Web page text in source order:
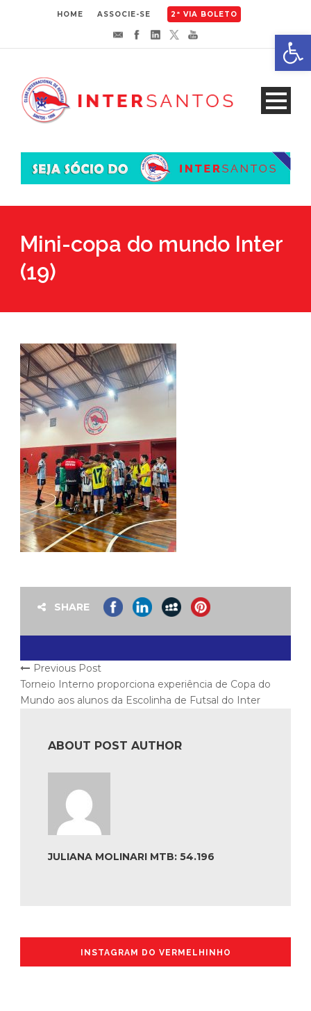
HOME ASSOCIE-SE 2ª VIA BOLETO
Mini-copa do mundo Inter
(19)
SHARE
Previous Post
Torneio Interno proporciona experiência de Copa do
Mundo aos alunos da Escolinha de Futsal do Inter
ABOUT POST AUTHOR
JULIANA MOLINARI MTB: 54.196
INSTAGRAM DO VERMELHINHO
Abrir